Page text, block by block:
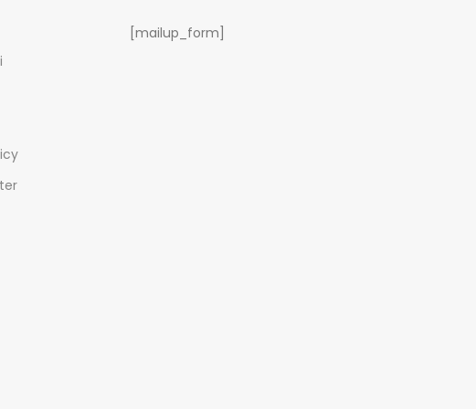
[mailup_form]